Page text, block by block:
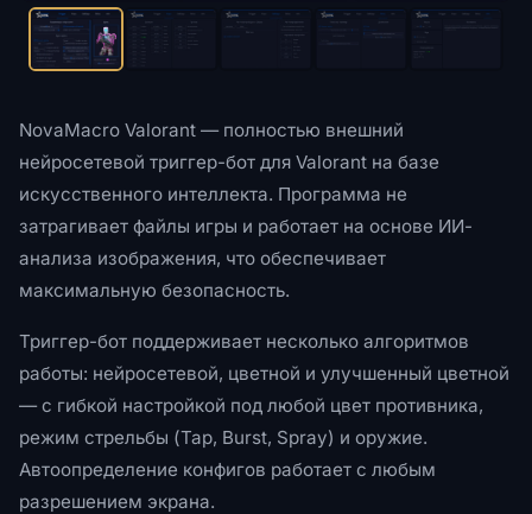
NovaMacro Valorant — полностью внешний
нейросетевой триггер-бот для Valorant на базе
искусственного интеллекта. Программа не
затрагивает файлы игры и работает на основе ИИ-
анализа изображения, что обеспечивает
максимальную безопасность.
Триггер-бот поддерживает несколько алгоритмов
работы: нейросетевой, цветной и улучшенный цветной
— с гибкой настройкой под любой цвет противника,
режим стрельбы (Tap, Burst, Spray) и оружие.
Автоопределение конфигов работает с любым
разрешением экрана.